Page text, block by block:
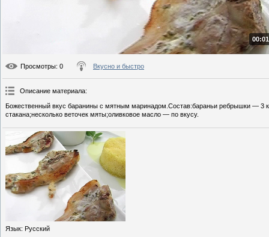
Просмотры: 0 Вкусно и быстро
Описание материала:
Божественный вкус баранины с мятным маринадом.Состав:бараньи ребрышки — 3
стакана;несколько веточек мяты;оливковое масло — по вкусу.
Язык: Русский